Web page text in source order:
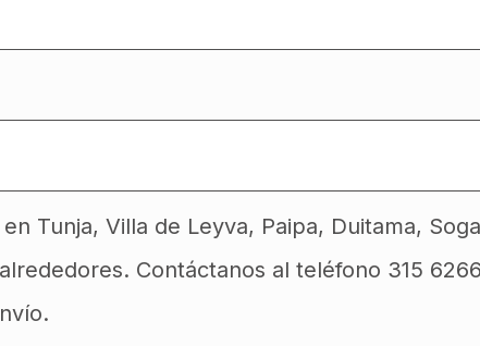
Tunja, Villa de Leyva, Paipa, Duitama,
Contáctanos al teléfono 315